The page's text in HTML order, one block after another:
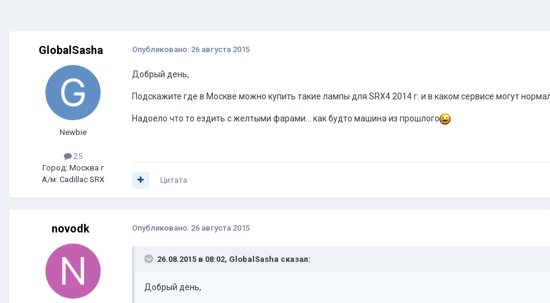
GlobalSasha
Newbie
25
Город: Москва г
А/м: Cadillac SRX
Опубликовано: 26 августа 2015
Добрый день,
Подскажите где в Москве можно купить такие лампы для SRX4 2014 г. и в каком сервисе могут
Надоело что то ездить с желтыми фарами... как будто машина из прошлого
Цитата
novodk Опубликовано: 26 августа 2015
26.08.2015 в 08:02, GlobalSasha сказал:
Добрый день,